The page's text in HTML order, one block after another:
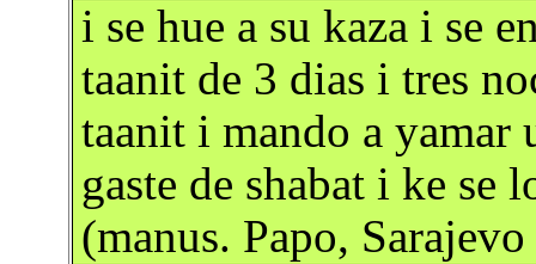
i se hue a su kaza i se
taanit de 3 dias i tres
taanit i mando a
gaste de shabat i ke se
(manus. Papo,